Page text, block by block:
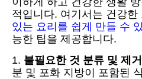
적입니다. 여기서는 건강한
있는 요리를 쉽게 만들 수
능한 팁을 제공합니다.
1. 불필요한 것 분류 및 제
분 및 포화 지방이 포함된